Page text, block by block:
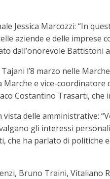
Jessica Marcozzi: “In
aziende e delle imprese
dall’onorevole Battistoni
l’8 marzo nelle
e vice-
Costantino Trasarti,
delle amministrative:
gli interessi
che ha parlato di politiche
Bruno Traini, Vitaliano